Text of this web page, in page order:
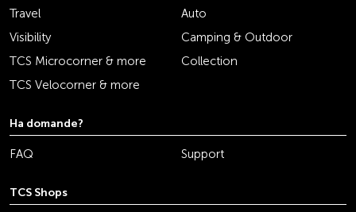
Travel
Auto
Visibility
Camping & Outdoor
TCS Microcorner & more
Collection
TCS Velocorner & more
Ha domande?
FAQ Support
TCS Shops